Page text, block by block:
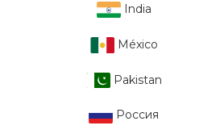
India
México
Pakistan
Россия